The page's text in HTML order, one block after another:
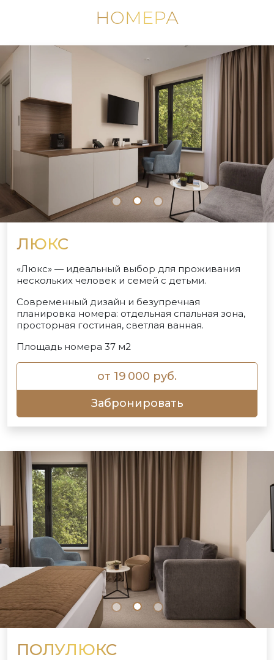
НОМЕРА
ЛЮКС
«Люкс» — идеальный выбор для проживания
нескольких человек и семей с детьми.
Современный дизайн и безупречная
планировка номера: отдельная спальная зона,
просторная гостиная, светлая ванная.
Площадь номера 37 м2
от 19 000 руб.
Забронировать
ПОЛУЛЮКС